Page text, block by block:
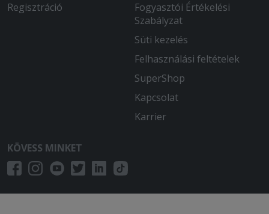
Regisztráció
Fogyasztói Értékelési
Szabályzat
Süti kezelés
Felhasználási feltételek
SuperShop
Kapcsolat
Karrier
KÖVESS MINKET